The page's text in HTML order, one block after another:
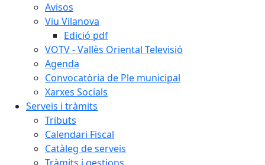
Avisos
Viu Vilanova
Edició pdf
VOTV - Vallès Oriental Televisió
Agenda
Convocatòria de Ple municipal
Xarxes Socials
Serveis i tràmits
Tributs
Calendari Fiscal
Catàleg de serveis